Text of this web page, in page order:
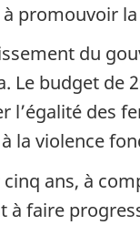
promouvoir
du
budget de
des
la violence
ans, à
faire